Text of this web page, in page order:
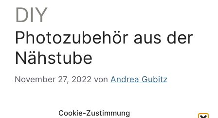
Cookie-Zustimmung
DIY
Photozubehör aus der
Nähstube
November 27, 2022 von Andrea Gubitz